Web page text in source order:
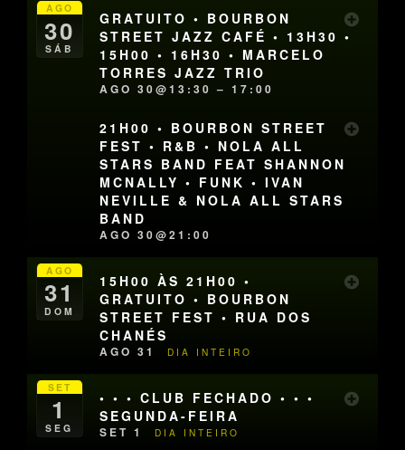
AGO
30
SÁB
GRATUITO • BOURBON
STREET JAZZ CAFÉ • 13H30 •
15H00 • 16H30 • MARCELO
TORRES JAZZ TRIO
AGO 30@13:30 – 17:00
21H00 • BOURBON STREET
FEST • R&B • NOLA ALL
STARS BAND FEAT SHANNON
MCNALLY • FUNK • IVAN
NEVILLE & NOLA ALL STARS
BAND
AGO 30@21:00
AGO
31
DOM
15H00 ÀS 21H00 •
GRATUITO • BOURBON
STREET FEST • RUA DOS
CHANÉS
AGO 31 DIA INTEIRO
SET
1
SEG
• • • CLUB FECHADO • • •
SEGUNDA-FEIRA
SET 1 DIA INTEIRO